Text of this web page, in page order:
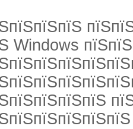
Windows